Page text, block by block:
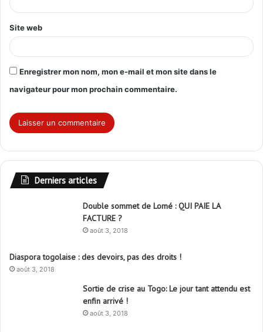
*
Site web
Enregistrer mon nom, mon e-mail et mon site dans le
navigateur pour mon prochain commentaire.
Derniers articles
Double sommet de Lomé : QUI PAIE LA
FACTURE ?
août 3, 2018
Diaspora togolaise : des devoirs, pas des droits !
août 3, 2018
Sortie de crise au Togo: Le jour tant attendu est
enfin arrivé !
août 3, 2018